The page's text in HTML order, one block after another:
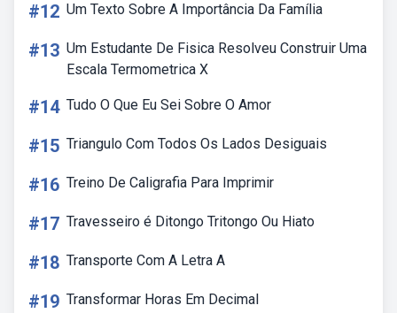
#12 Um Texto Sobre A Importância Da Família
#13 Um Estudante De Fisica Resolveu Construir Uma
Escala Termometrica X
#14 Tudo O Que Eu Sei Sobre O Amor
#15 Triangulo Com Todos Os Lados Desiguais
#16 Treino De Caligrafia Para Imprimir
#17 Travesseiro é Ditongo Tritongo Ou Hiato
#18 Transporte Com A Letra A
#19 Transformar Horas Em Decimal